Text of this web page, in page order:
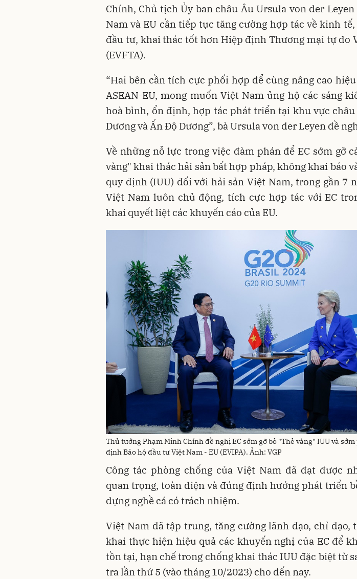
Chính, Chủ tịch Ủy ban châu Âu Ursula von der
Nam và EU cần tiếp tục tăng cường hợp tác về kinh
đầu tư, khai thác tốt hơn Hiệp định Thương mại tự do
(EVFTA).
“Hai bên cần tích cực phối hợp để cùng nâng cao
ASEAN-EU, mong muốn Việt Nam ủng hộ các sáng
hoà bình, ổn định, hợp tác phát triển tại khu vực
Dương và Ấn Độ Dương”, bà Ursula von der Leyen đề
Về những nỗ lực trong việc đàm phán để EC sớm gỡ
vàng" khai thác hải sản bất hợp pháp, không khai báo
quy định (IUU) đối với hải sản Việt Nam, trong gần 7
Việt Nam luôn chủ động, tích cực hợp tác với EC
khai quyết liệt các khuyến cáo của EU.
Thủ tướng Phạm Minh Chính đề nghị EC sớm gỡ bỏ "Thẻ vàng" IUU và
định Bảo hộ đầu tư Việt Nam - EU (EVIPA). Ảnh: VGP
Công tác phòng chống của Việt Nam đã đạt được
quan trọng, toàn diện và đúng định hướng phát triển
dựng nghề cá có trách nhiệm.
Việt Nam đã tập trung, tăng cường lãnh đạo, chỉ đạo,
khai thực hiện hiệu quả các khuyến nghị của EC để
tồn tại, hạn chế trong chống khai thác IUU đặc biệt từ
tra lần thứ 5 (vào tháng 10/2023) cho đến nay.